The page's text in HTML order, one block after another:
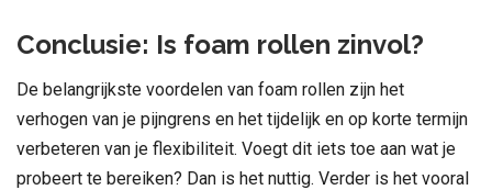
Conclusie: Is foam rollen zinvol?
De belangrijkste voordelen van foam rollen zijn het
verhogen van je pijngrens en het tijdelijk en op korte termijn
verbeteren van je flexibiliteit. Voegt dit iets toe aan wat je
probeert te bereiken? Dan is het nuttig. Verder is het vooral